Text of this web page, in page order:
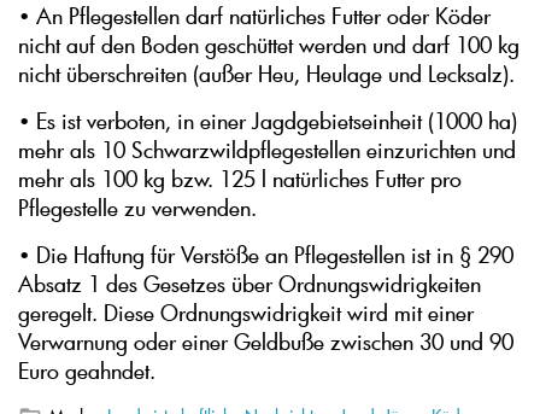
• An Pflegestellen darf natürliches Futter oder Köder
nicht auf den Boden geschüttet werden und darf 100 kg
nicht überschreiten (außer Heu, Heulage und Lecksalz).
• Es ist verboten, in einer Jagdgebietseinheit (1000 ha)
mehr als 10 Schwarzwildpflegestellen einzurichten und
mehr als 100 kg bzw. 125 l natürliches Futter pro
Pflegestelle zu verwenden.
• Die Haftung für Verstöße an Pflegestellen ist in § 290
Absatz 1 des Gesetzes über Ordnungswidrigkeiten
geregelt. Diese Ordnungswidrigkeit wird mit einer
Verwarnung oder einer Geldbuße zwischen 30 und 90
Euro geahndet.